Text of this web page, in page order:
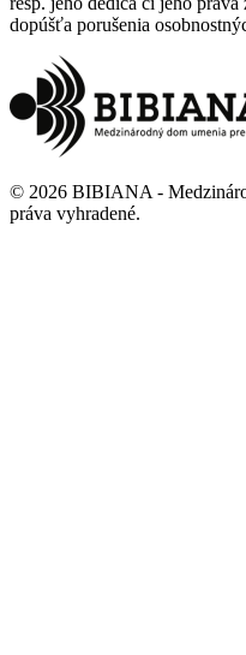
dopúšťa porušenia
© 2026 BIBIANA -
práva vyhradené.